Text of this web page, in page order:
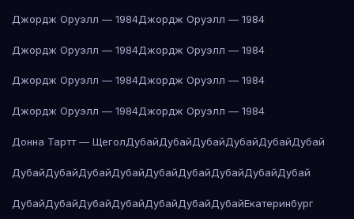
Джордж Оруэлл — 1984Джордж Оруэлл — 1984
Джордж Оруэлл — 1984Джордж Оруэлл — 1984
Джордж Оруэлл — 1984Джордж Оруэлл — 1984
Джордж Оруэлл — 1984Джордж Оруэлл — 1984
Донна Тартт — ЩеголДубайДубайДубайДубайДубайДубай
ДубайДубайДубайДубайДубайДубайДубайДубайДубай
ДубайДубайДубайДубайДубайДубайДубайЕкатеринбург